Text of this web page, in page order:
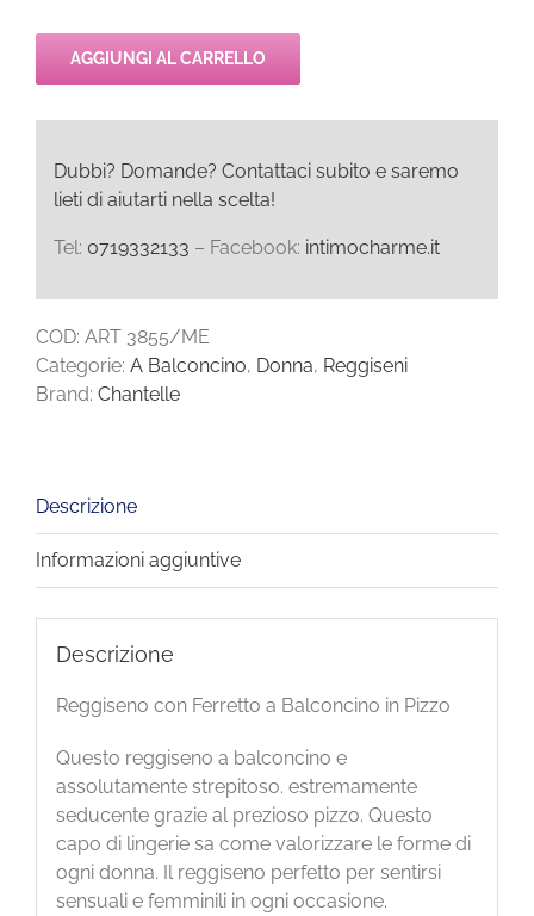
AGGIUNGI AL CARRELLO
Dubbi? Domande? Contattaci subito e saremo
lieti di aiutarti nella scelta!
Tel: 0719332133 – Facebook: intimocharme.it
COD: ART 3855/ME
Categorie: A Balconcino, Donna, Reggiseni
Brand: Chantelle
Descrizione
Informazioni aggiuntive
Descrizione
Reggiseno con Ferretto a Balconcino in Pizzo
Questo reggiseno a balconcino e
assolutamente strepitoso. estremamente
seducente grazie al prezioso pizzo. Questo
capo di lingerie sa come valorizzare le forme di
ogni donna. Il reggiseno perfetto per sentirsi
sensuali e femminili in ogni occasione.